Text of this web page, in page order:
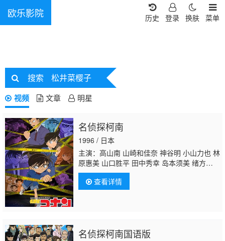
欧乐影院 菜单
换肤
登录
历史
搜索 松井菜樱子
视频 文章 明星
名侦探柯南
1996 / 日本
主演：高山南 山崎和佳奈 神谷明 小山力也 林
原惠美 山口胜平 田中秀幸 岛本须美 绪方贤
一 堀川亮松井菜樱子
子 大谷育江 高木涉 高岛雅罗 堀之纪 立木文
彦 小山茉美 三石琴乃 置鲇龙太郎 日高法
查看详情
名侦探柯南国语版